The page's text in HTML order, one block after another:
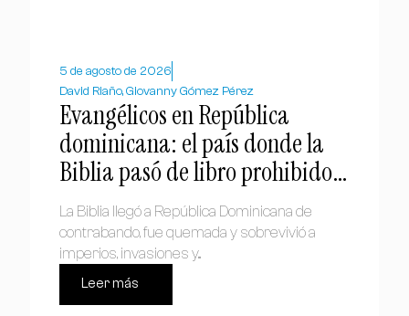
5 de agosto de 2026
David Riaño, Giovanny Gómez Pérez
Evangélicos en República
dominicana: el país donde la
Biblia pasó de libro prohibido a
símbolo nacional
La Biblia llegó a República Dominicana de
contrabando, fue quemada y sobrevivió a
imperios, invasiones y...
Leer más